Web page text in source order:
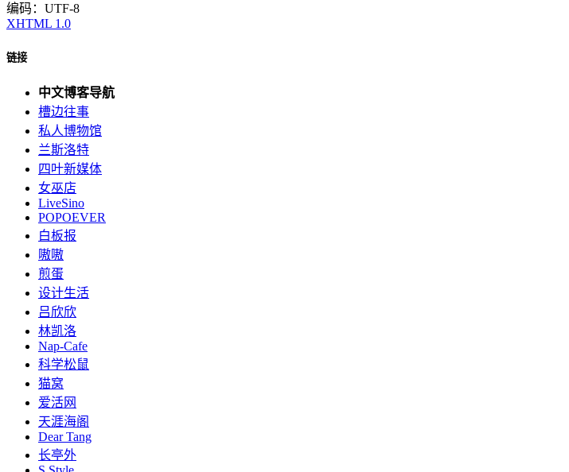
编码：UTF-8
XHTML 1.0
链接
中文博客导航
槽边往事
私人博物馆
兰斯洛特
四叶新媒体
女巫店
LiveSino
POPOEVER
白板报
嗷嗷
煎蛋
设计生活
吕欣欣
林凯洛
Nap-Cafe
科学松鼠
猫窝
爱活网
天涯海阁
Dear Tang
长亭外